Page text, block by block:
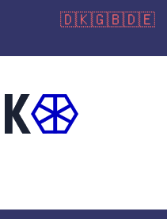
🇩🇰🇬🇧🇩🇪